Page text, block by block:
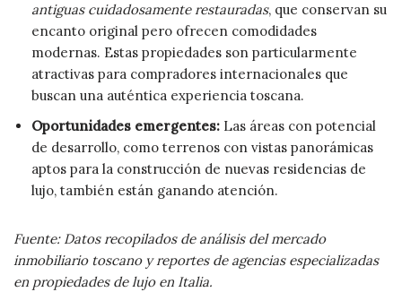
antiguas cuidadosamente restauradas, que conservan su
encanto original pero ofrecen comodidades
modernas. Estas propiedades son particularmente
atractivas para compradores internacionales que
buscan una auténtica experiencia toscana.
Oportunidades emergentes: Las áreas con potencial
de desarrollo, como terrenos con vistas panorámicas
aptos para la construcción de nuevas residencias de
lujo, también están ganando atención.
Fuente: Datos recopilados de análisis del mercado
inmobiliario toscano y reportes de agencias especializadas
en propiedades de lujo en Italia.